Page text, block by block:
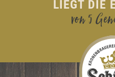
LIEGT DIE
von 5